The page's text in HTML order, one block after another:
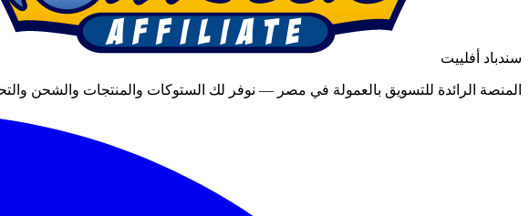
سندباد أفلييت
المنصة الرائدة للتسويق بالعمولة في مصر — نوفر لك الستوكات والمنتجات والشحن